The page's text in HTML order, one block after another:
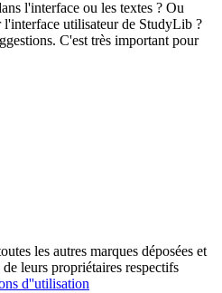
l'interface ou les textes ? Ou
l'interface utilisateur de StudyLib ?
C'est très important pour
les autres marques déposées et
leurs propriétaires respectifs
d''utilisation